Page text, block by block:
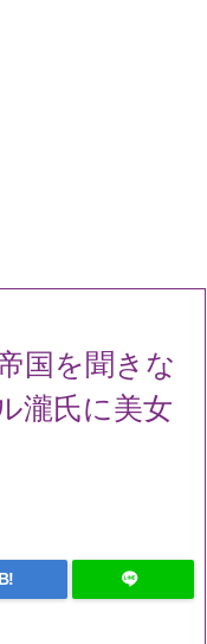
国を聞きな
瀧氏に美女
B!